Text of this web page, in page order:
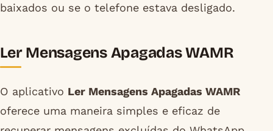
baixados ou se o telefone estava desligado.
Ler Mensagens Apagadas WAMR
O aplicativo Ler Mensagens Apagadas WAMR
oferece uma maneira simples e eficaz de